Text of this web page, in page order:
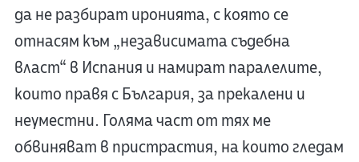
да не разбират иронията, с която се
отнасям към „независимата съдебна
власт“ в Испания и намират паралелите,
които правя с България, за прекалени и
неуместни. Голяма част от тях ме
обвиняват в пристрастия, на които гледам